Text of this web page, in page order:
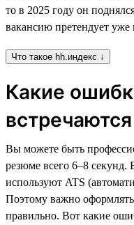
то в 2025 году он
вакансию претендует уже
Что такое hh.индекс ↓
Какие
Вы можете быть
резюме всего 6–8
используют ATS
Поэтому важно
правильно. Вот какие